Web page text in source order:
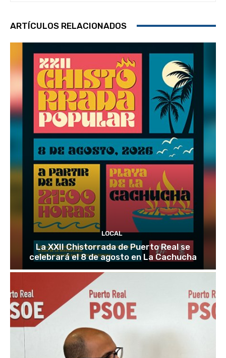
ARTÍCULOS RELACIONADOS
LOCAL
La XXII Chistorrada de Puerto Real se
celebrará el 8 de agosto en La Cachucha